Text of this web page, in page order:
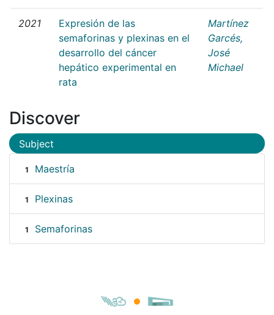
2021
Expresión de las
semaforinas y plexinas en el
desarrollo del cáncer
hepático experimental en
rata
Martínez
Garcés,
José
Michael
Discover
Subject
1 Maestría
1 Plexinas
1 Semaforinas